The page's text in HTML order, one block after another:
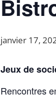
janvier 17,
Jeux de
Rencontres